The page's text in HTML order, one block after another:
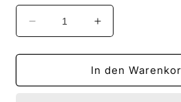
Verringere
die
Menge
GESCHENKGUTSCHEIN
Erhöhe
die
Menge
für
In den